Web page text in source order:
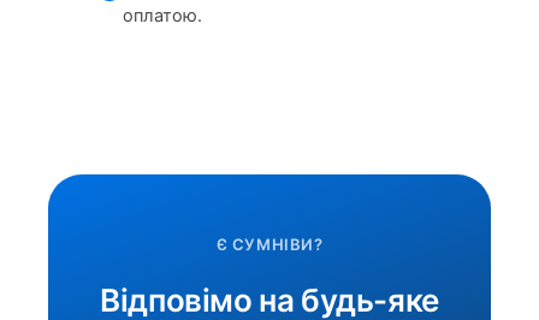
оплатою.
Є СУМНІВИ?
Відповімо на будь-яке